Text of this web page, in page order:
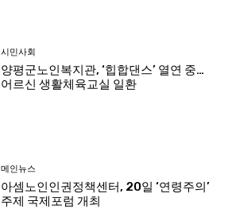
시민사회
양평군노인복지관, ‘힙합댄스’ 열연 중…
어르신 생활체육교실 일환
메인뉴스
아셈노인인권정책센터, 20일 ‘연령주의’
주제 국제포럼 개최